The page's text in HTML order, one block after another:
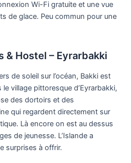
Wi-Fi gratuite et une vue
de glace. Peu commun pour une
& Hostel – Eyrarbakki
de soleil sur l’océan, Bakki est
le village pittoresque d’Eyrarbakki,
des dortoirs et des
qui regardent directement sur
Là encore on est au dessus
de jeunesse. L’Islande a
surprises à offrir.